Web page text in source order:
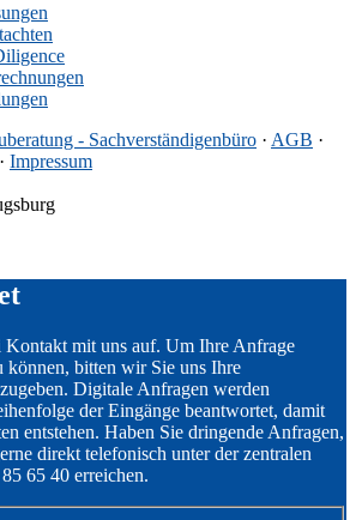
- Sachverständigenbüro · AGB ·
· Impressum
Kontakt mit uns auf. Um Ihre Anfrage
können, bitten wir Sie uns Ihre
Digitale Anfragen werden
der Eingänge beantwortet, damit
entstehen. Haben Sie dringende Anfragen,
direkt telefonisch unter der zentralen
65 40 erreichen.